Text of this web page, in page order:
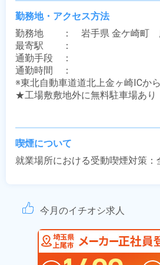
勤務地・アクセス方法
勤務地　　：　岩手県 金ケ崎町　
最寄駅　　：
通勤手段　：
通勤時間　：
※東北自動車道道北上金ヶ崎ICか
★工場敷敷地外に無料駐車場あり
喫煙について
就業場所における受動喫煙対策：
今月のイチオシ求人